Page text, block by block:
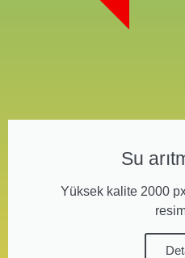
Su
Yüksek kalite 2000